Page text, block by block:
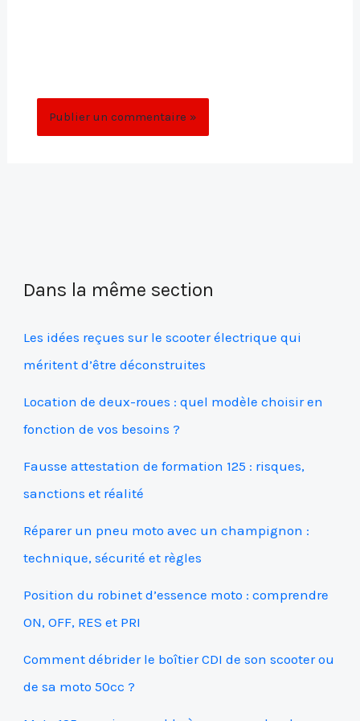
Dans la même section
Les idées reçues sur le scooter électrique qui
méritent d’être déconstruites
Location de deux-roues : quel modèle choisir en
fonction de vos besoins ?
Fausse attestation de formation 125 : risques,
sanctions et réalité
Réparer un pneu moto avec un champignon :
technique, sécurité et règles
Position du robinet d’essence moto : comprendre
ON, OFF, RES et PRI
Comment débrider le boîtier CDI de son scooter ou
de sa moto 50cc ?